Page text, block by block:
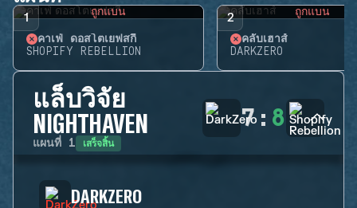
1 ถูกแบน
คาเฟ่ ดอสโตเยฟสกี้
SHOPIFY REBELLION
2 ถูกแบน
คลับเฮาส์
DARKZERO
แล็บวิจัย
NIGHTHAVEN
แผนที่ 1 เสร็จสิ้น
7: 8
DARKZERO